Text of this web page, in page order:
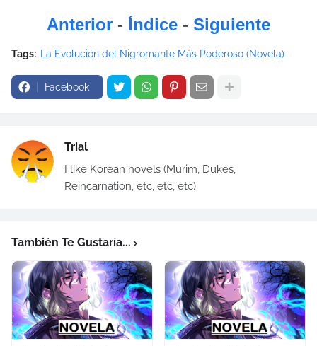
Anterior - Índice - Siguiente
Tags: La Evolución del Nigromante Más Poderoso (Novela)
Facebook
Trial
I like Korean novels (Murim, Dukes,
Reincarnation, etc, etc, etc)
También Te Gustaría...